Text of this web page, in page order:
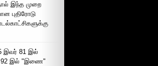
இந்த முறை
புதிரோடு
இவர் 81 இல்
92 இல் "இணை"